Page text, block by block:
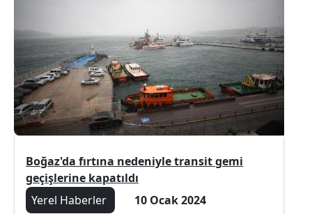
Boğaz'da fırtına nedeniyle transit gemi
geçişlerine kapatıldı
Yerel Haberler
10 Ocak 2024